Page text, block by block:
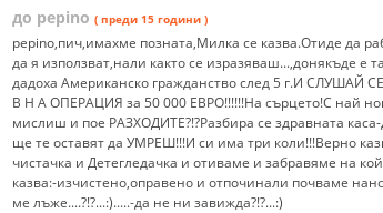
до pepino ( преди 15 години )
pepino,пич,имахме позната,Милка се казва.Отиде да
да я използват,нали както се изразяваш...,донякъде е
дадоха Американско гражданство след 5 г.И СЛУШАЙ
В Н А ОПЕРАЦИЯ за 50 000 ЕВРО!!!!!!На сърцето!С най
мислиш и пое РАЗХОДИТЕ?!?Разбира се здравната
ще те оставят да УМРЕШ!!!И си има три коли!!!Верно
чистачка и Детегледачка и отиваме и забравяме на
казва:-изчистено,оправено и отпочинали почваме
ме лъже....?!?...:).....-да не ни завижда?!?...:)